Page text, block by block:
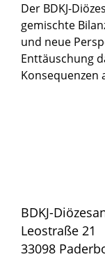
Der BDKJ-
gemischte
und neue
Enttäuschung
Konsequenzen
BDKJ-
Leostraße 21
33098